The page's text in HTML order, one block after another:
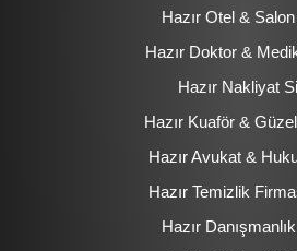
Hazır Otel &
Hazır Doktor &
Hazır Nakliyat
Hazır Kuaför &
Hazır Avukat &
Hazır Temizlik
Hazır